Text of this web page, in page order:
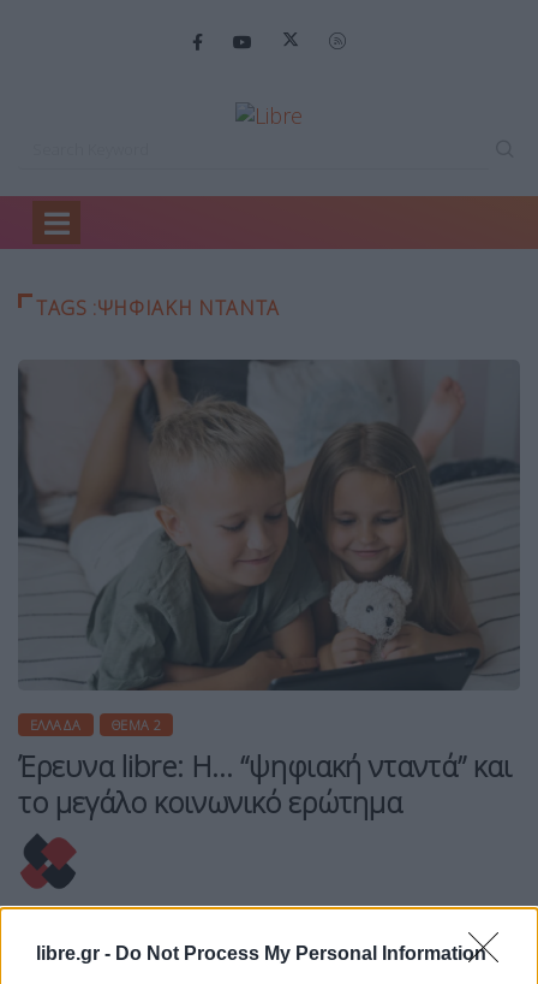
libre.gr - Do Not Process My Personal Information
Home
TAGS :ΨΗΦΙΑΚΗ ΝΤΑΝΤΑ
ΕΛΛΆΔΑ ΘΈΜΑ 2
Έρευνα libre: Η… “ψηφιακή νταντά” και
το μεγάλο κοινωνικό ερώτημα
17 Μαΐου, 2026